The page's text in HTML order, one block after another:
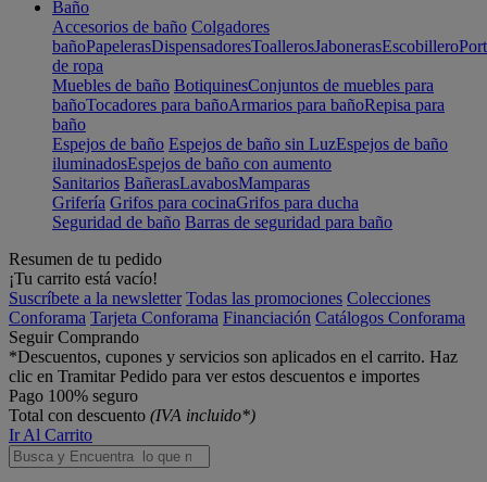
Baño
Accesorios de baño Colgadores
bañoPapelerasDispensadoresToallerosJabonerasEscobillero
de ropa
Muebles de baño BotiquinesConjuntos de muebles para
bañoTocadores para bañoArmarios para bañoRepisa para
baño
Espejos de baño Espejos de baño sin LuzEspejos de baño
iluminadosEspejos de baño con aumento
Sanitarios BañerasLavabosMamparas
Grifería Grifos para cocinaGrifos para ducha
Seguridad de baño Barras de seguridad para baño
Resumen de tu pedido
¡Tu carrito está vacío!
Suscríbete a la newsletter Todas las promociones Colecciones
Conforama Tarjeta Conforama Financiación Catálogos Conforama
Seguir Comprando
*Descuentos, cupones y servicios son aplicados en el carrito. Haz
clic en Tramitar Pedido para ver estos descuentos e importes
Pago 100% seguro
Total con descuento (IVA incluido*)
Ir Al Carrito